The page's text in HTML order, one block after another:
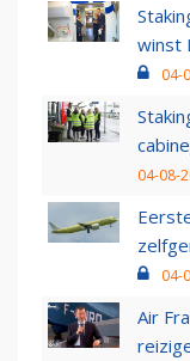
winst
04-
04-08-
04-
Air